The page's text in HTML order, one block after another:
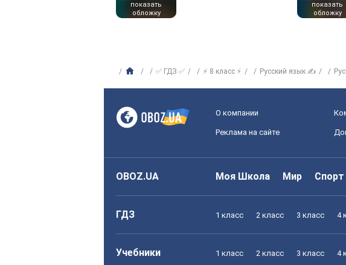
показать
обложку
показать
обложку
✅ ГДЗ ✅ ⚡ 8 класс ⚡ Русский язык ✍
О компании
Реклама на сайте
OBOZ.UA Моя Школа Мир Спорт
ГДЗ 1 класс 2 класс 3 класс 4
Учебники 1 класс 2 класс 3 класс 4